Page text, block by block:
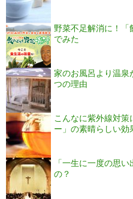
野菜不足解消に！「
でみた
家のお風呂より温泉
つの理由
こんなに紫外線対策
ー」の素晴らしい効
「一生に一度の思
の？